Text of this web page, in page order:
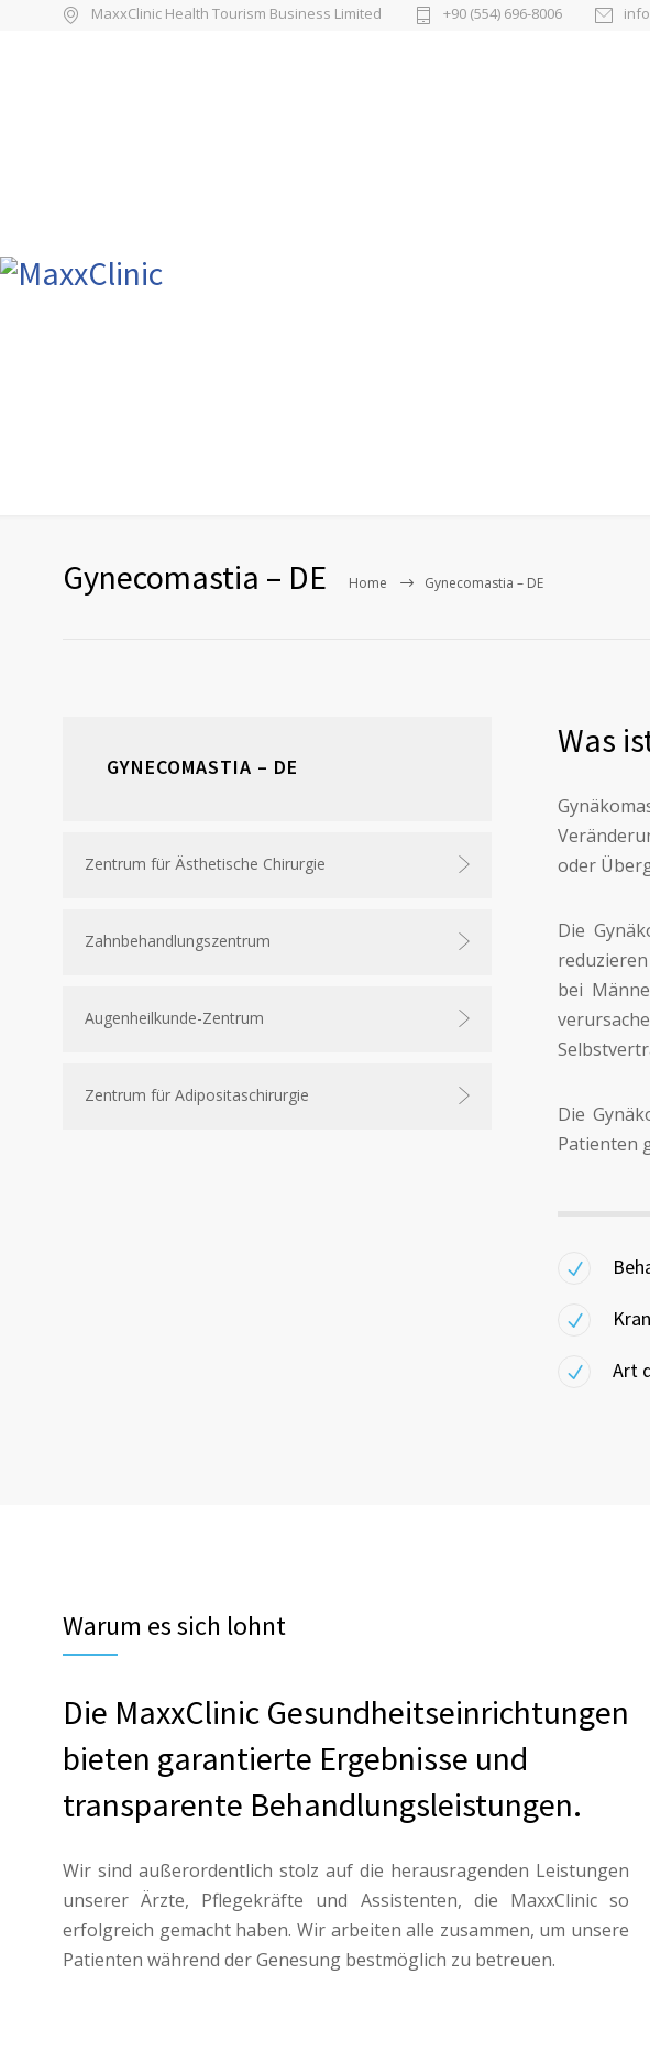
MaxxClinic Health Tourism Business Limited +90 (554) 696-8006
Gynecomastia – DE Home Gynecomastia – DE
GYNECOMASTIA – DE
Zentrum für Ästhetische Chirurgie
Zahnbehandlungszentrum
Augenheilkunde-Zentrum
Zentrum für Adipositaschirurgie
Was
oder
Die
bei
Die
Patienten
Art
Warum es sich lohnt
Die MaxxClinic Gesundheitseinrichtungen
bieten garantierte Ergebnisse und
transparente Behandlungsleistungen.
Wir sind außerordentlich stolz auf die herausragenden Leistungen
unserer Ärzte, Pflegekräfte und Assistenten, die MaxxClinic so
erfolgreich gemacht haben. Wir arbeiten alle zusammen, um unsere
Patienten während der Genesung bestmöglich zu betreuen.